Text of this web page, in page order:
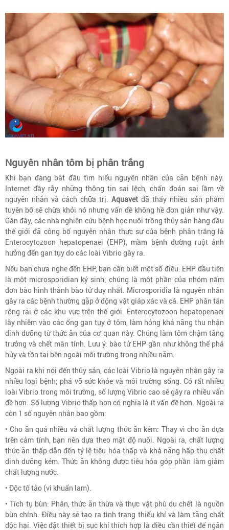
Nguyên nhân tôm bị phân trắng
Khi bạn đang bắt đầu tìm hiểu nguyên nhân của căn bệnh này.
Internet đầy rẫy những thông tin sai lệch, chẩn đoán sai lầm về
nguyên nhân và cách chữa trị. Aquavet đã thấy nhiều sản phẩm
tuyên bố sẽ chữa khỏi nó nhưng vấn đề không hề đơn giản như vậy.
Gần đây, các nhà nghiên cứu bệnh học nuôi trồng thủy sản hàng đầu
thế giới đã công bố nguyên nhân thực sự của bệnh phân trắng là
Enterocytozoon hepatopenaei (EHP), mầm bệnh đường ruột ảnh
hưởng đến gan tụy do các loài Vibrio gây ra.
Nếu bạn chưa nghe đến EHP, bạn cần biết một số điều. EHP đầu tiên
là một microsporidian ký sinh; chúng là một phần của nhóm nấm
đơn bào hình thành bào tử duy nhất. Microsporidia là nguyên nhân
gây ra các bệnh thường gặp ở động vật giáp xác và cá. EHP phân tán
rộng rãi ở các khu vực trên thế giới. Enterocytozoon hepatopenaei
lây nhiễm vào các ống gan tụy ở tôm, làm hỏng khả năng thu nhận
dinh dưỡng từ thức ăn của cơ quan này. Chúng làm tôm chậm tăng
trưởng và chết mãn tính. Lưu ý: bào tử EHP gần như không thể phá
hủy và tồn tại bên ngoài môi trường trong nhiều năm.
Ngoài ra khi nói đến thủy sản, các loài Vibrio là nguyên nhân gây ra
nhiều loại bệnh; phá vỡ sức khỏe và môi trường sống. Có rất nhiều
loài Vibrio trong môi trường, số lượng Vibrio cao sẽ gây ra nhiều vấn
đề hơn. Số lượng Vibrio thấp hơn có nghĩa là ít vấn đề hơn. Ngoài ra
còn 1 số nguyên nhân bao gồm:
• Cho ăn quá nhiều và chất lượng thức ăn kém: Thay vì cho ăn dựa
trên cảm tính, bạn nên dựa theo mật độ nuôi. Ngoài ra, chất lượng
thức ăn thấp dẫn đến tỷ lệ tiêu hóa thấp và khả năng hấp thụ chất
dinh dưỡng kém. Thức ăn không được tiêu hóa góp phần làm giảm
chất lượng nước.
• Độc tố tảo (vi khuẩn lam).
• Tích tụ bùn: Phân, thức ăn thừa và thực vật phù du chết là nguồn
bùn chính. Điều này sẽ tạo ra tình trạng thiếu khí và làm tăng chất
độc hại. Việc đặt thiết bị sục khí thích hợp là điều cần thiết để ngăn